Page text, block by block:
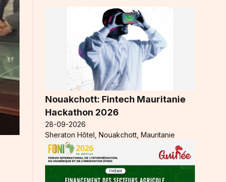
Nouakchott: Fintech Mauritanie
Hackathon 2026
28-09-2026
Sheraton Hôtel, Nouakchott, Mauritanie